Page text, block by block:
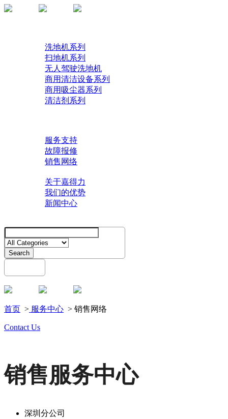
洗地机系列
扫地机系列
无人驾驶洗地机
商用清洁设备系列
商用吸尘器系列
清洁剂系列
服务支持
故障报修
销售网络
关于嘉得力
我们的优势
新闻中心
Search
首页 > 服务中心 > 销售网络
Contact Us
销售服务中心
深圳分公司